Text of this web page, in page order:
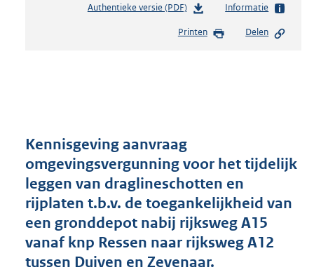
Authentieke versie (PDF)b
s
r
o
t
t
:
2
0
Informatie
Printen Delen
Kennisgeving aanvraag
omgevingsvergunning voor het tijdelijk
leggen van draglineschotten en
rijplaten t.b.v. de toegankelijkheid van
een gronddepot nabij rijksweg A15
vanaf knp Ressen naar rijksweg A12
tussen Duiven en Zevenaar.